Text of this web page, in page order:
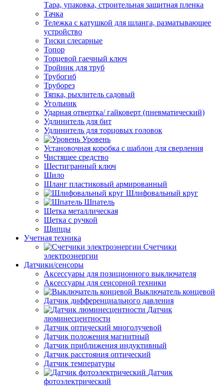
Тара, упаковка, строительная защитная пленка
Тачка
Тележка с катушкой для шланга, разматывающее
устройство
Тиски слесарные
Топор
Торцевой гаечный ключ
Тройник для труб
Трубогиб
Труборез
Тяпка, рыхлитель садовый
Угольник
Ударная отвертка/ гайковерт (пневматический)
Удлинитель для бит
Удлинитель для торцовых головок
Уровень
Установочная коробка с шаблон для сверления
Чистящее средство
Шестигранный ключ
Шило
Шланг пластиковый армированный
Шлифовальный круг
Шпатель
Щетка металлическая
Щетка с ручкой
Щипцы
Учетная техника
Счетчики
электроэнергии
Датчики/сенсоры
Аксессуары для позиционного выключателя
Аксессуары для сенсорной техники
Выключатель концевой
Датчик дифференциального давления
Датчик
люминесцентности
Датчик оптический многолучевой
Датчик положения магнитный
Датчик приближения индуктивный
Датчик расстояния оптический
Датчик температуры
Датчик
фотоэлектрический